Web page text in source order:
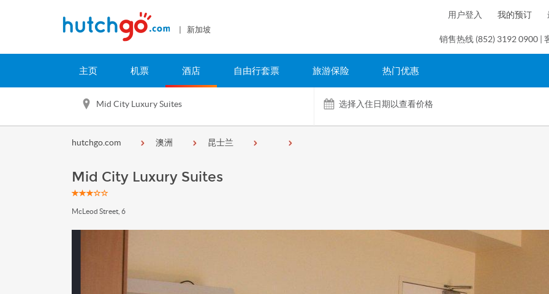
| 新加坡
用户登入 我的预订
销售热线 (852) 3192 0900 |
主页 机票 酒店 自由行套票 旅游保险 热门优惠
Mid City Luxury Suites 选择入住日期以查看价格
hutchgo.com 澳洲 昆士兰
Mid City Luxury Suites
McLeod Street, 6